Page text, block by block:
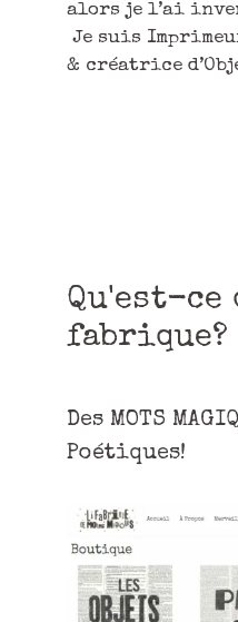
alors je l’ai
Je suis
& créatrice
Qu'est-ce
fabrique?
Des MOTS
Poétiques!